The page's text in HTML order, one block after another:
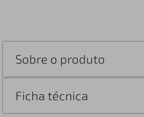
Sobre o produto
Ficha técnica